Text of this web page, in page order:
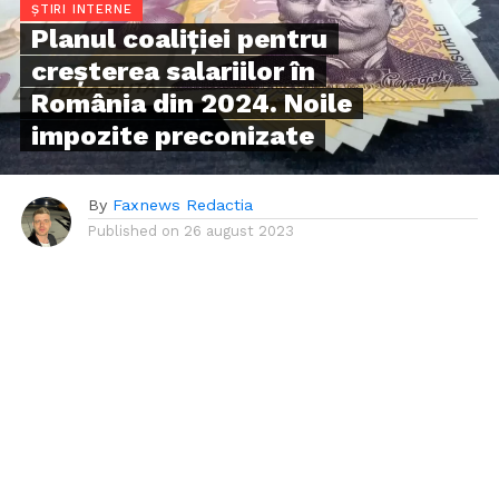
ȘTIRI INTERNE
Planul coaliţiei pentru
creşterea salariilor în
România din 2024. Noile
impozite preconizate
By Faxnews Redactia
Published on 26 august 2023